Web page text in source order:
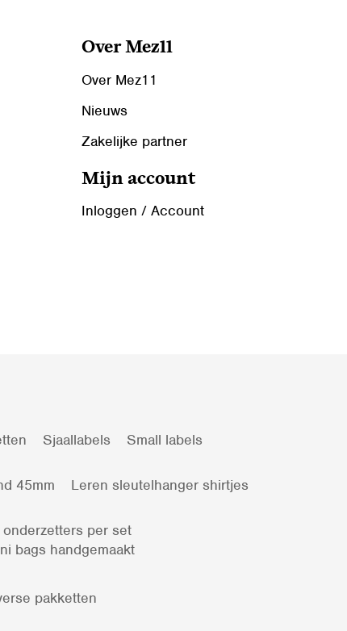
Over Mez11
Over Mez11
Nieuws
Zakelijke partner
Mijn account
Inloggen / Account
Sjaallabels
Small labels
45mm
Leren sleutelhanger shirtjes
per set
bags handgemaakt
pakketten